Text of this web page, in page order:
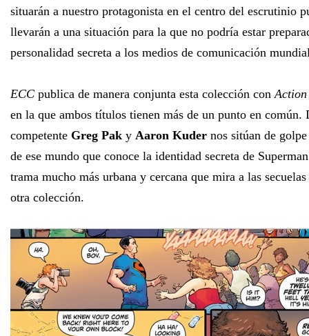
situarán a nuestro protagonista en el centro del escrutinio
llevarán a una situación para la que no podría estar
personalidad secreta a los medios de comunicación
ECC publica de manera conjunta esta colección con
en la que ambos títulos tienen más de un punto en común.
competente Greg Pak y Aaron Kuder nos sitúan de
de ese mundo que conoce la identidad secreta de
trama mucho más urbana y cercana que mira a las
otra colección.